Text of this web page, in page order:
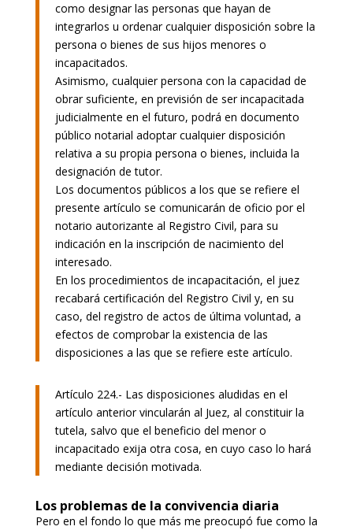
como designar las personas que hayan de
integrarlos u ordenar cualquier disposición sobre la
persona o bienes de sus hijos menores o
incapacitados.
Asimismo, cualquier persona con la capacidad de
obrar suficiente, en previsión de ser incapacitada
judicialmente en el futuro, podrá en documento
público notarial adoptar cualquier disposición
relativa a su propia persona o bienes, incluida la
designación de tutor.
Los documentos públicos a los que se refiere el
presente artículo se comunicarán de oficio por el
notario autorizante al Registro Civil, para su
indicación en la inscripción de nacimiento del
interesado.
En los procedimientos de incapacitación, el juez
recabará certificación del Registro Civil y, en su
caso, del registro de actos de última voluntad, a
efectos de comprobar la existencia de las
disposiciones a las que se refiere este artículo.
Artículo 224.- Las disposiciones aludidas en el
artículo anterior vincularán al Juez, al constituir la
tutela, salvo que el beneficio del menor o
incapacitado exija otra cosa, en cuyo caso lo hará
mediante decisión motivada.
Los problemas de la convivencia diaria
Pero en el fondo lo que más me preocupó fue como la